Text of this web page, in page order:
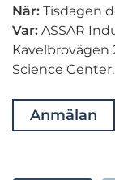
När: Tisdagen
Var: ASSAR
Kavelbrovägen
Science
Anmälan